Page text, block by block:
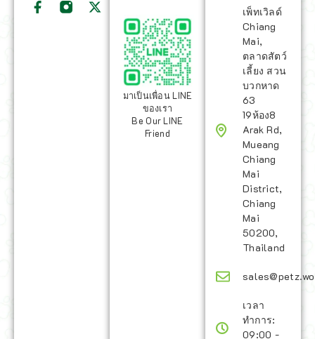
มาเป็นเพื่อน LINE
ของเรา
Be Our LINE
Friend
เพ็ทเวิลด์
Chiang
Mai,
ตลาดสัตว์
เลี้ยง สวน
บวกหาด
63
19ห้อง8
Arak Rd,
Mueang
Chiang
Mai
District,
Chiang
Mai
50200,
Thailand
เวลา
ทำการ:
09:00 -